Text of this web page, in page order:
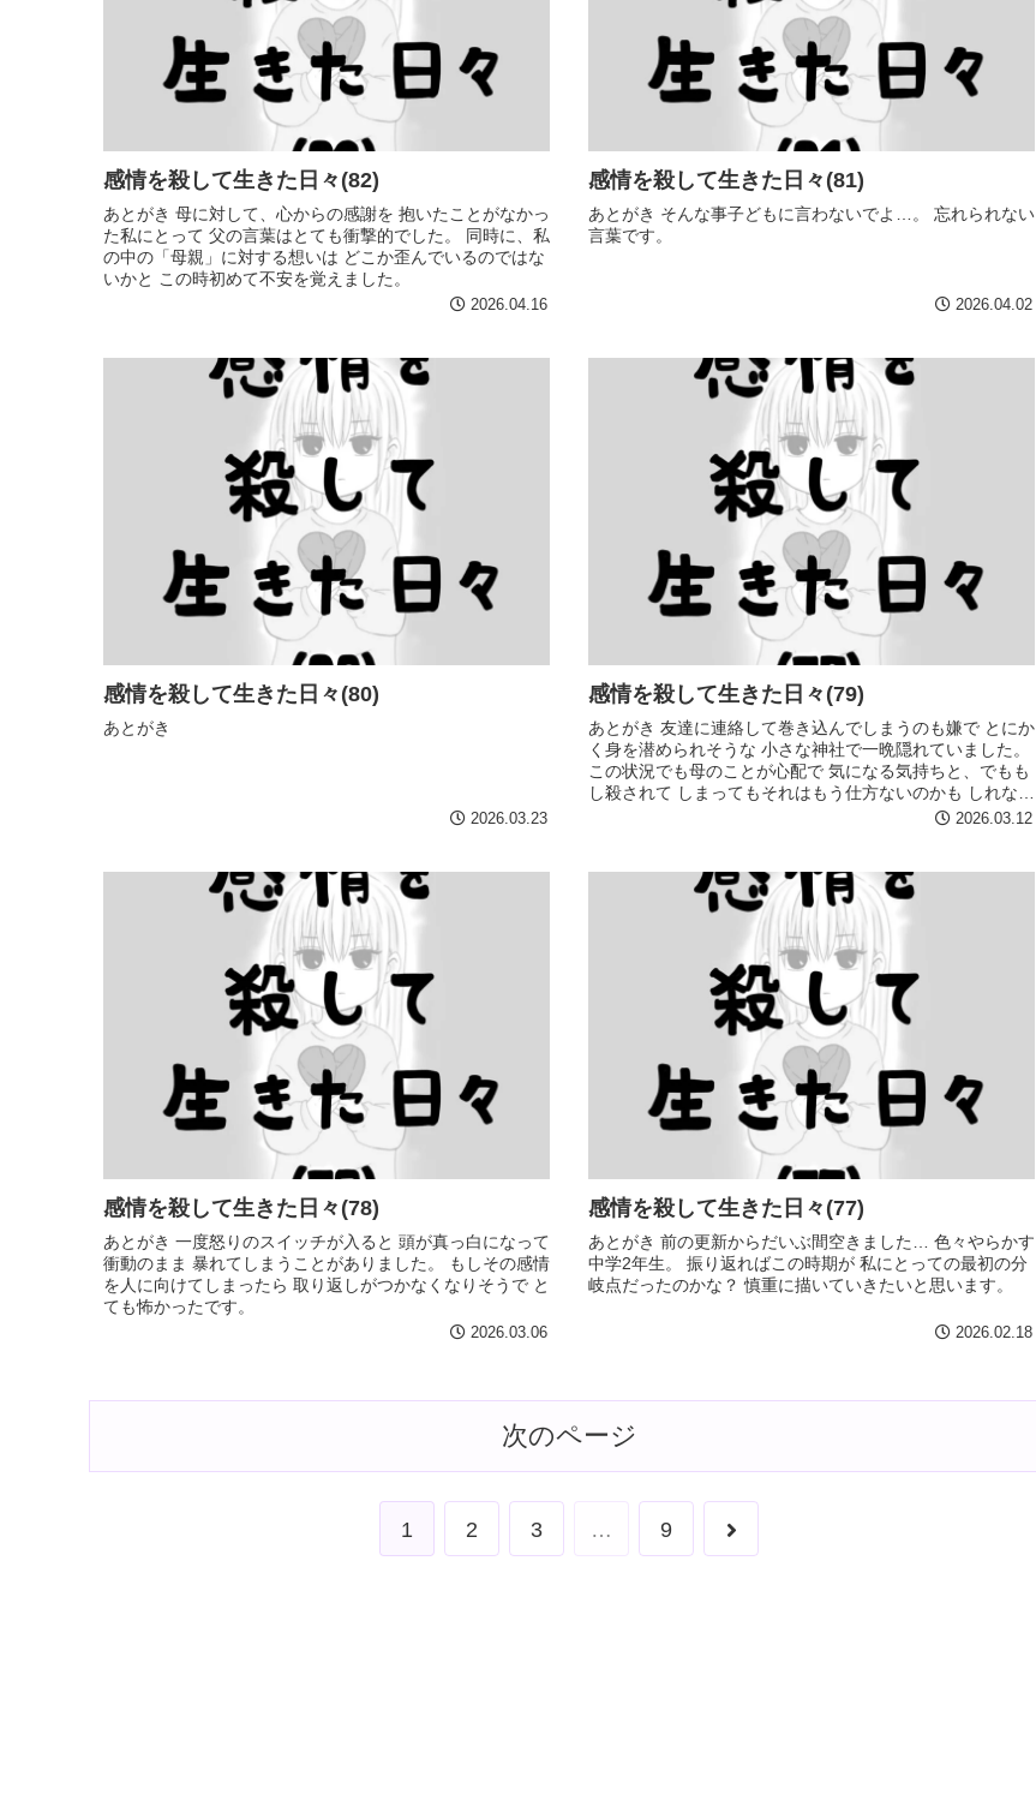
感情を殺して生きた日々(82)
あとがき 母に対して、心からの感謝を 抱いたことがなかっ
た私にとって 父の言葉はとても衝撃的でした。 同時に、私
の中の「母親」に対する想いは どこか歪んでいるのではな
いかと この時初めて不安を覚えました。
2026.04.16
感情を殺して生きた日々(81)
あとがき そんな事子どもに言わないでよ…。 忘れられない
言葉です。
2026.04.02
感情を殺して生きた日々(80)
あとがき
2026.03.23
感情を殺して生きた日々(79)
あとがき 友達に連絡して巻き込んでしまうのも嫌で とにか
く身を潜められそうな 小さな神社で一晩隠れていました。
この状況でも母のことが心配で 気になる気持ちと、でもも
し殺されて しまってもそれはもう仕方ないのかも しれな
2026.03.12
感情を殺して生きた日々(78)
あとがき 一度怒りのスイッチが入ると 頭が真っ白になって
衝動のまま 暴れてしまうことがありました。 もしその感情
を人に向けてしまったら 取り返しがつかなくなりそうで と
ても怖かったです。
2026.03.06
感情を殺して生きた日々(77)
あとがき 前の更新からだいぶ間空きました… 色々やらかす
中学2年生。 振り返ればこの時期が 私にとっての最初の分
岐点だったのかな？ 慎重に描いていきたいと思います。
2026.02.18
次のページ
1 2 3 … 9 次